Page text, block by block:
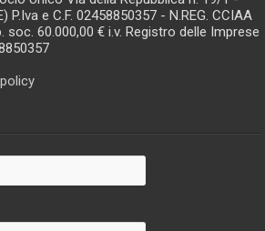
P.Iva e C.F. 02458850357 - N.REG. CCIAA
soc. 60.000,00 € i.v. Registro delle Imprese